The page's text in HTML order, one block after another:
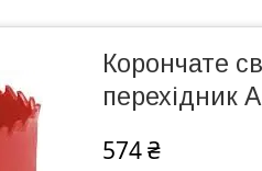
Корончате
перехідник
574 ₴